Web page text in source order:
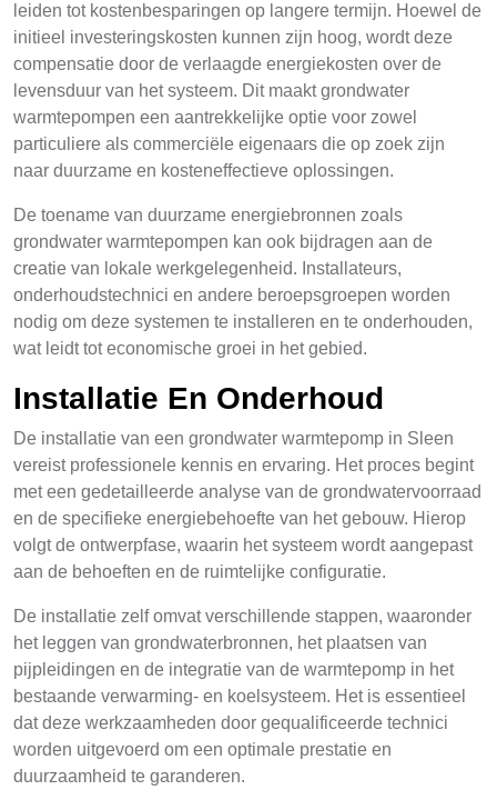
leiden tot kostenbesparingen op langere termijn. Hoewel de
initieel investeringskosten kunnen zijn hoog, wordt deze
compensatie door de verlaagde energiekosten over de
levensduur van het systeem. Dit maakt grondwater
warmtepompen een aantrekkelijke optie voor zowel
particuliere als commerciële eigenaars die op zoek zijn
naar duurzame en kosteneffectieve oplossingen.
De toename van duurzame energiebronnen zoals
grondwater warmtepompen kan ook bijdragen aan de
creatie van lokale werkgelegenheid. Installateurs,
onderhoudstechnici en andere beroepsgroepen worden
nodig om deze systemen te installeren en te onderhouden,
wat leidt tot economische groei in het gebied.
Installatie En Onderhoud
De installatie van een grondwater warmtepomp in Sleen
vereist professionele kennis en ervaring. Het proces begint
met een gedetailleerde analyse van de grondwatervoorraad
en de specifieke energiebehoefte van het gebouw. Hierop
volgt de ontwerpfase, waarin het systeem wordt aangepast
aan de behoeften en de ruimtelijke configuratie.
De installatie zelf omvat verschillende stappen, waaronder
het leggen van grondwaterbronnen, het plaatsen van
pijpleidingen en de integratie van de warmtepomp in het
bestaande verwarming- en koelsysteem. Het is essentieel
dat deze werkzaamheden door gequalificeerde technici
worden uitgevoerd om een optimale prestatie en
duurzaamheid te garanderen.